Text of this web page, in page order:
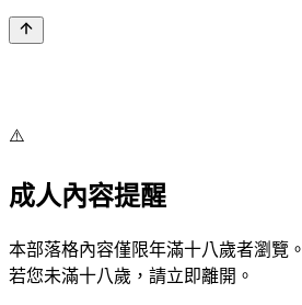
⚠️
成人內容提醒
本部落格內容僅限年滿十八歲者瀏覽。
若您未滿十八歲，請立即離開。